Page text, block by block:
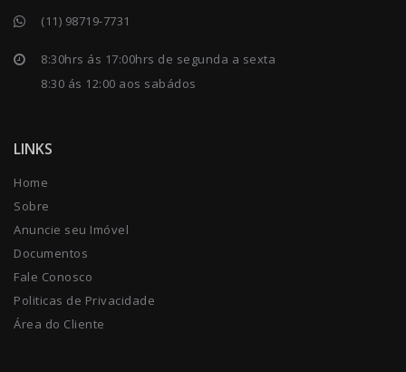
(11) 98719-7731
8:30hrs ás 17:00hrs de segunda a sexta
8:30 ás 12:00 aos sabádos
LINKS
Home
Sobre
Anuncie seu Imóvel
Documentos
Fale Conosco
Politicas de Privacidade
Área do Cliente